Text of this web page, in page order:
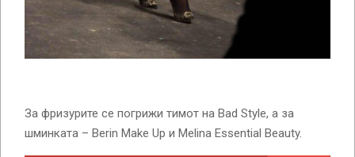
За фризурите се погрижи тимот на Bad Style, а за
шминката – Berin Make Up и Melina Essential Beauty.